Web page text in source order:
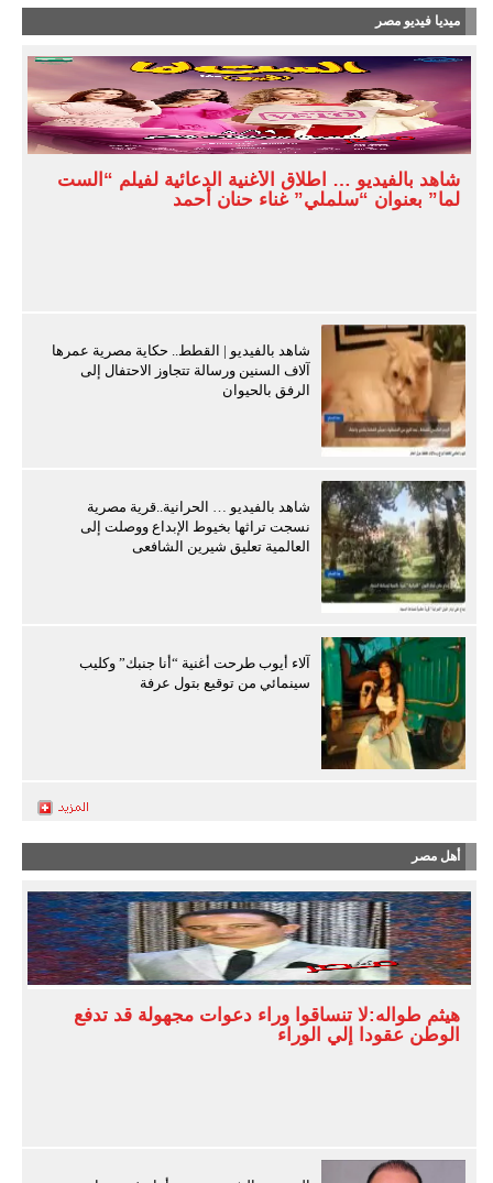
ميديا فيديو مصر
شاهد بالفيديو … اطلاق الأغنية الدعائية لفيلم “الست
لما” بعنوان “سلملي” غناء حنان أحمد
شاهد بالفيديو | القطط.. حكاية مصرية عمرها
آلاف السنين ورسالة تتجاوز الاحتفال إلى
الرفق بالحيوان
شاهد بالفيديو … الحرانية..قرية مصرية
نسجت تراثها بخيوط الإبداع ووصلت إلى
العالمية تعليق شيرين الشافعى
آلاء أيوب طرحت أغنية “أنا جنبك” وكليب
سينمائي من توقيع بتول عرفة
أهل مصر
هيثم طواله:لا تنساقوا وراء دعوات مجهولة قد تدفع
الوطن عقودا إلي الوراء